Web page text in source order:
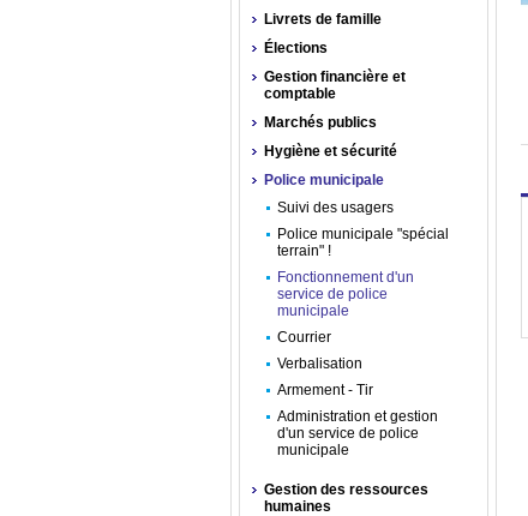
Livrets de famille
Élections
Gestion financière et
comptable
Marchés publics
Hygiène et sécurité
Police municipale
Suivi des usagers
Police municipale "spécial
terrain" !
Fonctionnement d'un
service de police
municipale
Courrier
Verbalisation
Armement - Tir
Administration et gestion
d'un service de police
municipale
Gestion des ressources
humaines